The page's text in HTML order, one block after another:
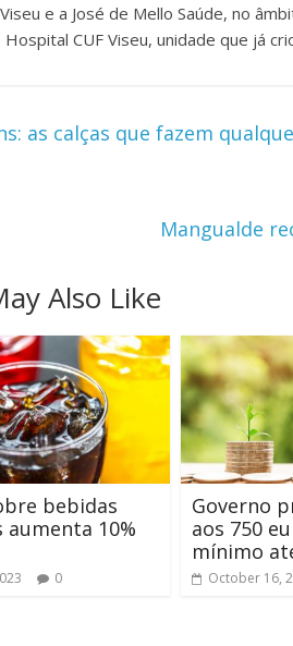
e a José de Mello Saúde, no
Hospital CUF Viseu, unidade que já
as calças que fazem
Mangualde
Also Like
bebidas
aumenta 10%
0
Governo
aos 750
mínimo
October 16,